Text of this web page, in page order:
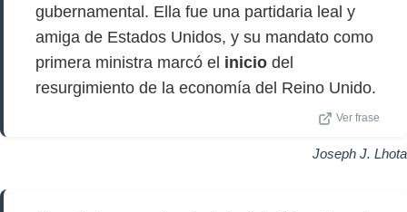
gubernamental. Ella fue una partidaria leal y
amiga de Estados Unidos, y su mandato como
primera ministra marcó el inicio del
resurgimiento de la economía del Reino Unido.
Ver frase
Joseph J. Lhota